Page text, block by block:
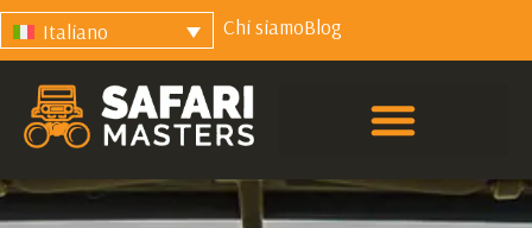
Italiano Chi siamoBlog